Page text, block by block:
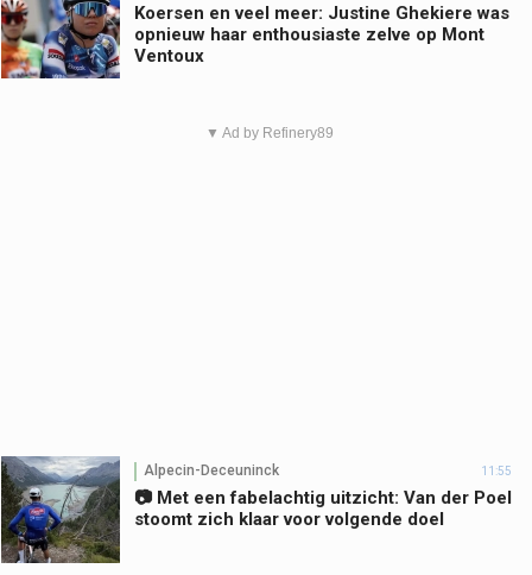
Koersen en veel meer: Justine Ghekiere was
opnieuw haar enthousiaste zelve op Mont
Ventoux
▼ Ad by Refinery89
Alpecin-Deceuninck 11:55
📷 Met een fabelachtig uitzicht: Van der Poel
stoomt zich klaar voor volgende doel